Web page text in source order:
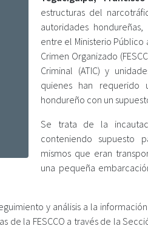
estructuras del
autoridades
entre el Ministerio Público
Crimen Organizado
Criminal (ATIC) y
quienes han
hondureño con un
Se trata de la
conteniendo supuesto
mismos que eran
una pequeña
y análisis a la
de la FESCCO a través de la